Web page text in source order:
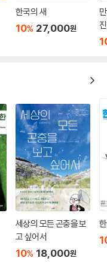
들어 긴팔원숭이를 비롯,
그림으로 이었다. 찰나
저자만의 사색과 개성이
감동으로 전하기에 충분하
바긴팔원숭이를 대한민국
을 뻗으면 쓰다듬을 수 있을
보던 ‘아스리’의 똘망똘망
지마냥 내가 직접 이름을
말자.”던 저자의 당돌한 인
비숲』은 여러 해 전 내가
제 우리 과학자의 연구와
원장
한국의 새
10% 27,000원
세상의 모든 곤충을 보
고 싶어서
10% 18,000원